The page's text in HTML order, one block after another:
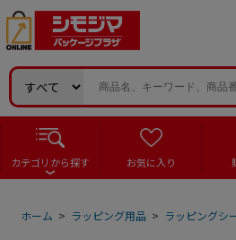
カテゴリから探す お気に入り
ホーム > ラッピング用品 > ラッピングシ